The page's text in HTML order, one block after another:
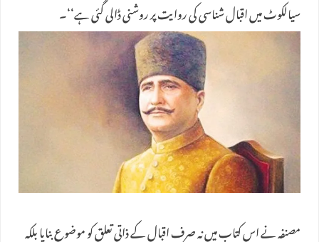
سیالکوٹ میں اقبال شناسی کی روایت پر روشنی ڈالی گئی ہے‘‘۔